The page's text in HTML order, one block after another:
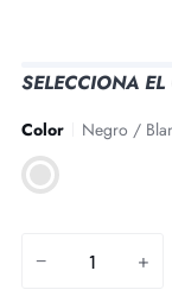
SELECCIONA
Color
Negro
/
Blanco
− +